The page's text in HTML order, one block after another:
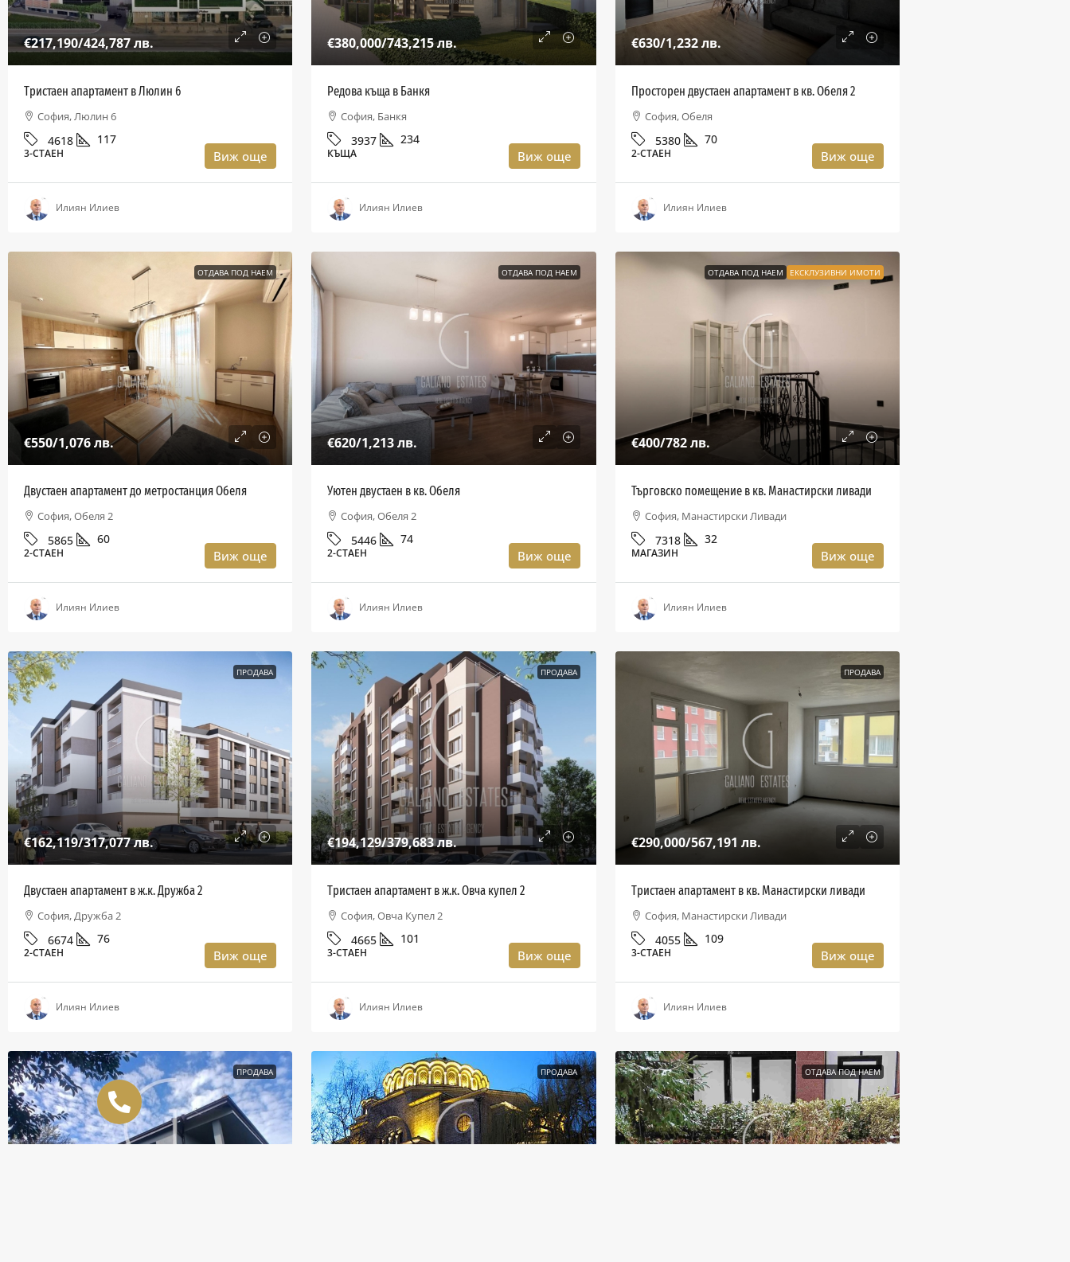
€217,190/424,787 лв.
Тристаен апартамент в Люлин 6
София, Люлин 6
4618 117
3-СТАЕН Виж още
Илиян Илиев
€380,000/743,215 лв.
Редова къща в Банкя
София, Банкя
3937 234
КЪЩА Виж още
Илиян Илиев
€630/1,232 лв.
Просторен двустаен апартамент в кв. Обеля 2
София, Обеля
5380 70
2-СТАЕН Виж още
Илиян Илиев
ОТДАВА ПОД НАЕМ
€550/1,076 лв.
Двустаен апартамент до метростанция Обеля
София, Обеля 2
5865 60
2-СТАЕН Виж още
Илиян Илиев
ОТДАВА ПОД НАЕМ
€620/1,213 лв.
Уютен двустаен в кв. Обеля
София, Обеля 2
5446 74
2-СТАЕН Виж още
Илиян Илиев
ОТДАВА ПОД НАЕМ ЕКСКЛУЗИВНИ ИМОТИ
€400/782 лв.
Търговско помещение в кв. Манастирски ливади
София, Манастирски Ливади
7318 32
МАГАЗИН Виж още
Илиян Илиев
ПРОДАВА
€162,119/317,077 лв.
Двустаен апартамент в ж.к. Дружба 2
София, Дружба 2
6674 76
2-СТАЕН Виж още
Илиян Илиев
ПРОДАВА
€194,129/379,683 лв.
Тристаен апартамент в ж.к. Овча купел 2
София, Овча Купел 2
4665 101
3-СТАЕН Виж още
Илиян Илиев
ПРОДАВА
€290,000/567,191 лв.
Тристаен апартамент в кв. Манастирски ливади
София, Манастирски Ливади
4055 109
3-СТАЕН Виж още
Илиян Илиев
ПРОДАВА ПРОДАВА ОТДАВА ПОД НАЕМ